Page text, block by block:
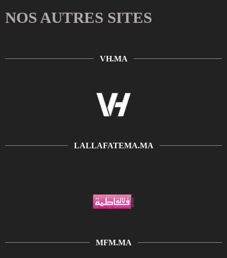
NOS AUTRES SITES
VH.MA
LALLAFATEMA.MA
MFM.MA